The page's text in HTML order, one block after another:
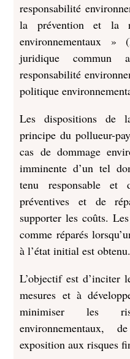
responsabilité
la prévention et la
environnementaux
juridique commun
responsabilité
politique
Les dispositions de
principe du pollueur-
cas de dommage
imminente d’un tel
tenu responsable et
préventives et de
supporter les coûts.
comme réparés
à l’état initial est obtenu.
L’objectif est d’inciter
mesures et à
minimiser les
exposition aux risques